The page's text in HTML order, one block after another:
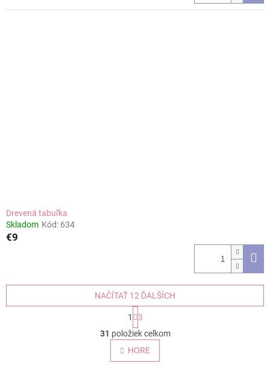
Drevená tabuľka
Skladom Kód: 634
€9
O
v
l
á
NAČÍTAŤ 12 ĎALŠÍCH
t
r
á
n
k
1
3
31 položiek celkom
HORE